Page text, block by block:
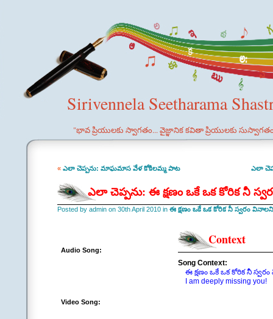
Sirivennela Seetharama
"భావ ప్రియులకు స్వాగతం... వైజ్ఞానిక కవితా ప్రియులకు
« ఎలా చెప్పను: మాఘమాస వేళ కోకిలమ్మ పాట ఎలా
ఎలా చెప్పను: ఈ క్షణం ఒకే ఒక కోరిక నీ
Posted by admin on 30th April 2010 in ఈ క్షణం ఒకే ఒక కోరిక నీ స్వరం
Audio Song:
Video Song:
Context
Song Context:
ఈ క్షణం ఒకే ఒక కోరిక నీ
I am deeply missing you!